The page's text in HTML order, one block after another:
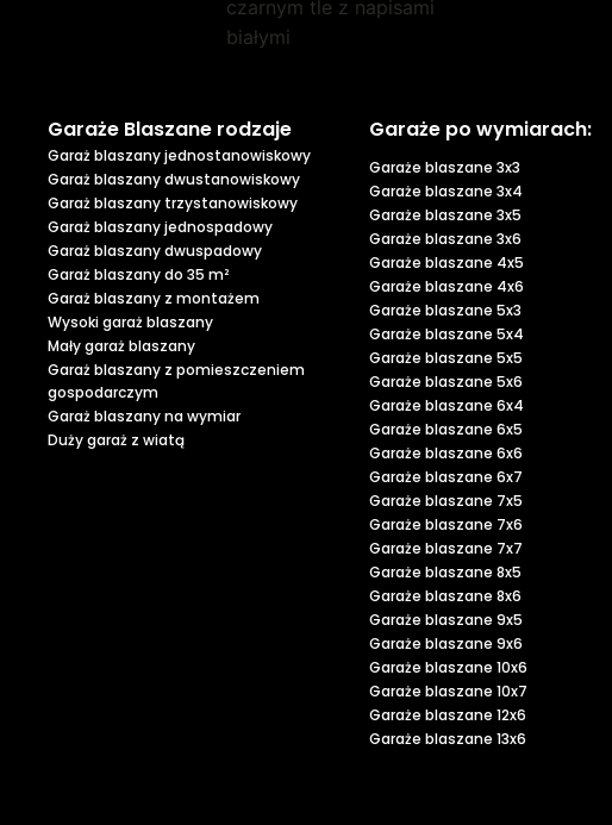
Garaże Blaszane rodzaje
Garaż blaszany jednostanowiskowy
Garaż blaszany dwustanowiskowy
Garaż blaszany trzystanowiskowy
Garaż blaszany jednospadowy
Garaż blaszany dwuspadowy
Garaż blaszany do 35 m²
Garaż blaszany z montażem
Wysoki garaż blaszany
Mały garaż blaszany
Garaż blaszany z pomieszczeniem
gospodarczym
Garaż blaszany na wymiar
Duży garaż z wiatą
Garaże po wymiarach:
Garaże blaszane 3x3
Garaże blaszane 3x4
Garaże blaszane 3x5
Garaże blaszane 3x6
Garaże blaszane 4x5
Garaże blaszane 4x6
Garaże blaszane 5x3
Garaże blaszane 5x4
Garaże blaszane 5x5
Garaże blaszane 5x6
Garaże blaszane 6x4
Garaże blaszane 6x5
Garaże blaszane 6x6
Garaże blaszane 6x7
Garaże blaszane 7x5
Garaże blaszane 7x6
Garaże blaszane 7x7
Garaże blaszane 8x5
Garaże blaszane 8x6
Garaże blaszane 9x5
Garaże blaszane 9x6
Garaże blaszane 10x6
Garaże blaszane 10x7
Garaże blaszane 12x6
Garaże blaszane 13x6